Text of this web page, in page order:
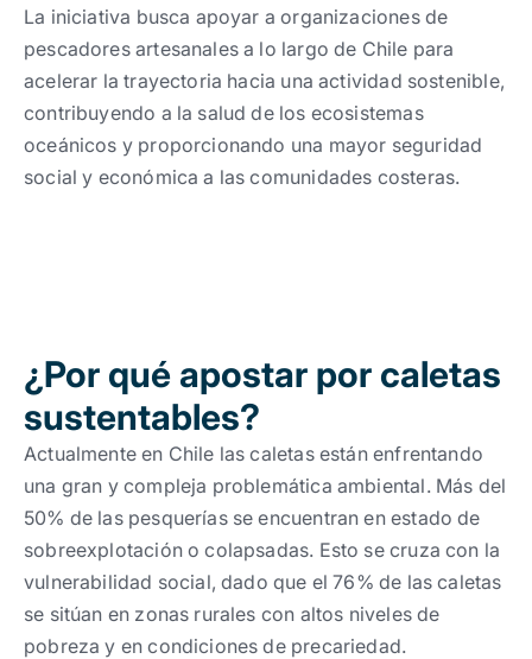
Trabaja con nosotros
Ver todo
Ver todas
Español|English
Ver todas
Español|English
progresivos de gestión
Ver todos
Español|English
Español|English
La iniciativa busca apoyar a organizaciones de
pescadores artesanales a lo largo de Chile para
acelerar la trayectoria hacia una actividad sostenible,
contribuyendo a la salud de los ecosistemas
oceánicos y proporcionando una mayor seguridad
social y económica a las comunidades costeras.
¿Por qué apostar por caletas
sustentables?
Actualmente en Chile las caletas están enfrentando
una gran y compleja problemática ambiental. Más del
50% de las pesquerías se encuentran en estado de
sobreexplotación o colapsadas. Esto se cruza con la
vulnerabilidad social, dado que el 76% de las caletas
se sitúan en zonas rurales con altos niveles de
pobreza y en condiciones de precariedad.